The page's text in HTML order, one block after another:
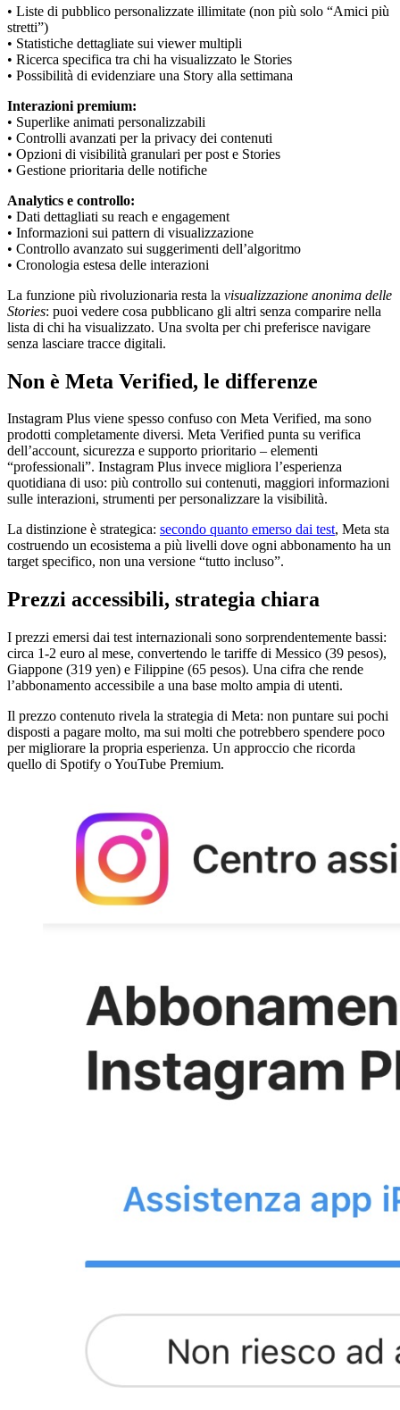
• Liste di pubblico personalizzate illimitate (non più solo “Amici più
stretti”)
• Statistiche dettagliate sui viewer multipli
• Ricerca specifica tra chi ha visualizzato le Stories
• Possibilità di evidenziare una Story alla settimana
Interazioni premium:
• Superlike animati personalizzabili
• Controlli avanzati per la privacy dei contenuti
• Opzioni di visibilità granulari per post e Stories
• Gestione prioritaria delle notifiche
Analytics e controllo:
• Dati dettagliati su reach e engagement
• Informazioni sui pattern di visualizzazione
• Controllo avanzato sui suggerimenti dell’algoritmo
• Cronologia estesa delle interazioni
La funzione più rivoluzionaria resta la visualizzazione anonima delle
Stories: puoi vedere cosa pubblicano gli altri senza comparire nella
lista di chi ha visualizzato. Una svolta per chi preferisce navigare
senza lasciare tracce digitali.
Non è Meta Verified, le differenze
Instagram Plus viene spesso confuso con Meta Verified, ma sono
prodotti completamente diversi. Meta Verified punta su verifica
dell’account, sicurezza e supporto prioritario – elementi
“professionali”. Instagram Plus invece migliora l’esperienza
quotidiana di uso: più controllo sui contenuti, maggiori informazioni
sulle interazioni, strumenti per personalizzare la visibilità.
La distinzione è strategica: secondo quanto emerso dai test, Meta sta
costruendo un ecosistema a più livelli dove ogni abbonamento ha un
target specifico, non una versione “tutto incluso”.
Prezzi accessibili, strategia chiara
I prezzi emersi dai test internazionali sono sorprendentemente bassi:
circa 1-2 euro al mese, convertendo le tariffe di Messico (39 pesos),
Giappone (319 yen) e Filippine (65 pesos). Una cifra che rende
l’abbonamento accessibile a una base molto ampia di utenti.
Il prezzo contenuto rivela la strategia di Meta: non puntare sui pochi
disposti a pagare molto, ma sui molti che potrebbero spendere poco
per migliorare la propria esperienza. Un approccio che ricorda
quello di Spotify o YouTube Premium.